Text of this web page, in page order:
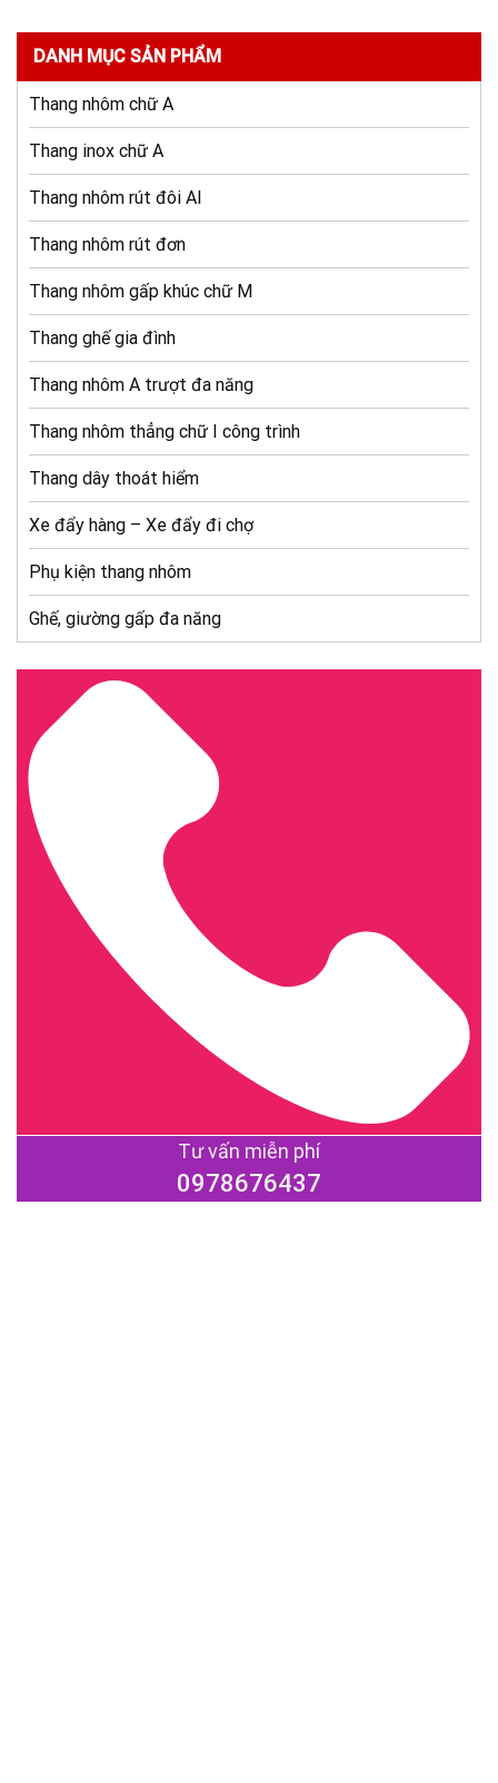
DANH MỤC SẢN PHẨM
Thang nhôm chữ A
Thang inox chữ A
Thang nhôm rút đôi AI
Thang nhôm rút đơn
Thang nhôm gấp khúc chữ M
Thang ghế gia đình
Thang nhôm A trượt đa năng
Thang nhôm thẳng chữ I công trình
Thang dây thoát hiểm
Xe đẩy hàng – Xe đẩy đi chợ
Phụ kiện thang nhôm
Ghế, giường gấp đa năng
Tư vấn miễn phí
0978676437